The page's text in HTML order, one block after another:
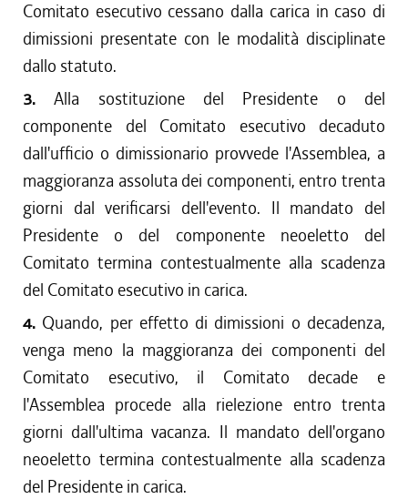
Comitato esecutivo cessano dalla carica in caso di
dimissioni presentate con le modalità disciplinate
dallo statuto.
3.Alla sostituzione del Presidente o del
componente del Comitato esecutivo decaduto
dall'ufficio o dimissionario provvede l'Assemblea, a
maggioranza assoluta dei componenti, entro trenta
giorni dal verificarsi dell'evento. Il mandato del
Presidente o del componente neoeletto del
Comitato termina contestualmente alla scadenza
del Comitato esecutivo in carica.
4. Quando, per effetto di dimissioni o decadenza,
venga meno la maggioranza dei componenti del
Comitato esecutivo, il Comitato decade e
l'Assemblea procede alla rielezione entro trenta
giorni dall'ultima vacanza. Il mandato dell'organo
neoeletto termina contestualmente alla scadenza
del Presidente in carica.